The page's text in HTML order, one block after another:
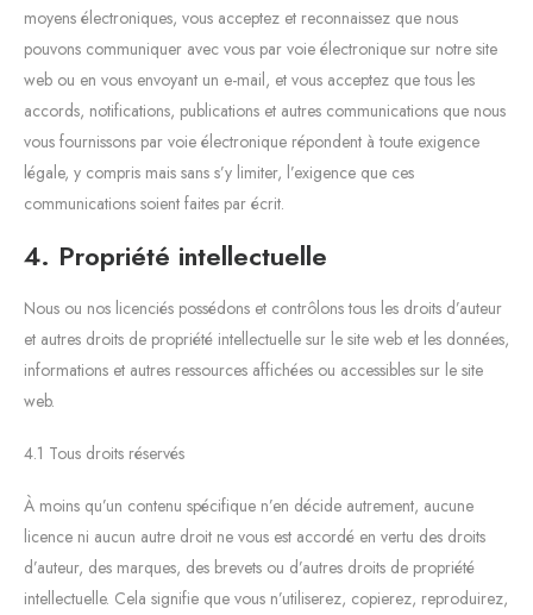
moyens électroniques, vous acceptez et reconnaissez que nous
pouvons communiquer avec vous par voie électronique sur notre site
web ou en vous envoyant un e-mail, et vous acceptez que tous les
accords, notifications, publications et autres communications que nous
vous fournissons par voie électronique répondent à toute exigence
légale, y compris mais sans s’y limiter, l’exigence que ces
communications soient faites par écrit.
4. Propriété intellectuelle
Nous ou nos licenciés possédons et contrôlons tous les droits d’auteur
et autres droits de propriété intellectuelle sur le site web et les données,
informations et autres ressources affichées ou accessibles sur le site
web.
4.1 Tous droits réservés
À moins qu’un contenu spécifique n’en décide autrement, aucune
licence ni aucun autre droit ne vous est accordé en vertu des droits
d’auteur, des marques, des brevets ou d’autres droits de propriété
intellectuelle. Cela signifie que vous n’utiliserez, copierez, reproduirez,